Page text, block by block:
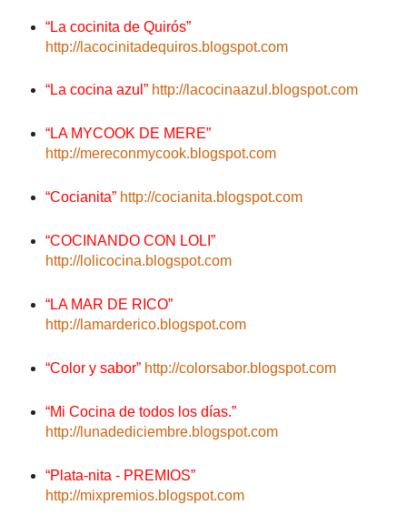
“La cocinita de Quirós”
http://lacocinitadequiros.blogspot.com
“La cocina azul” http://lacocinaazul.blogspot.com
“LA MYCOOK DE MERE”
http://mereconmycook.blogspot.com
“Cocianita” http://cocianita.blogspot.com
“COCINANDO CON LOLI”
http://lolicocina.blogspot.com
“LA MAR DE RICO”
http://lamarderico.blogspot.com
“Color y sabor” http://colorsabor.blogspot.com
“Mi Cocina de todos los días.”
http://lunadediciembre.blogspot.com
“Plata-nita - PREMIOS”
http://mixpremios.blogspot.com